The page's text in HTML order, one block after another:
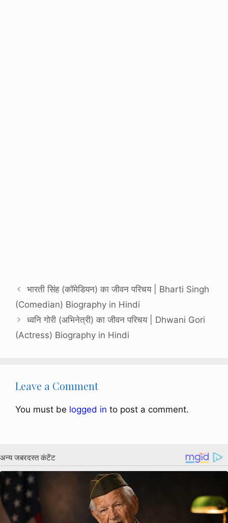
भारती सिंह (कॉमेडियन) का जीवन परिचय | Bharti Singh
(Comedian) Biography in Hindi
ध्वनि गोरी (अभिनेत्री) का जीवन परिचय | Dhwani Gori
(Actress) Biography in Hindi
Leave a Comment
You must be logged in to post a comment.